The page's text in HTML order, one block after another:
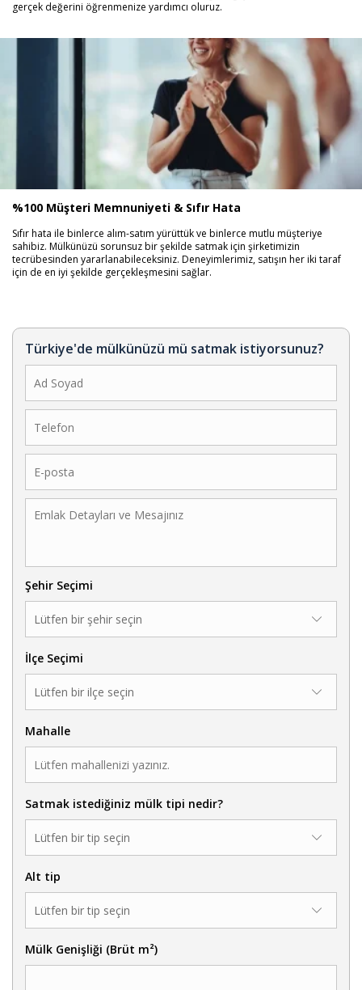
gerçek değerini öğrenmenize yardımcı oluruz.
%100 Müşteri Memnuniyeti & Sıfır Hata
Sıfır hata ile binlerce alım-satım yürüttük ve binlerce mutlu müşteriye
sahibiz. Mülkünüzü sorunsuz bir şekilde satmak için şirketimizin
tecrübesinden yararlanabileceksiniz. Deneyimlerimiz, satışın her iki taraf
için de en iyi şekilde gerçekleşmesini sağlar.
Türkiye'de mülkünüzü mü satmak istiyorsunuz?
Şehir Seçimi
İlçe Seçimi
Mahalle
Satmak istediğiniz mülk tipi nedir?
Alt tip
Mülk Genişliği (Brüt m²)